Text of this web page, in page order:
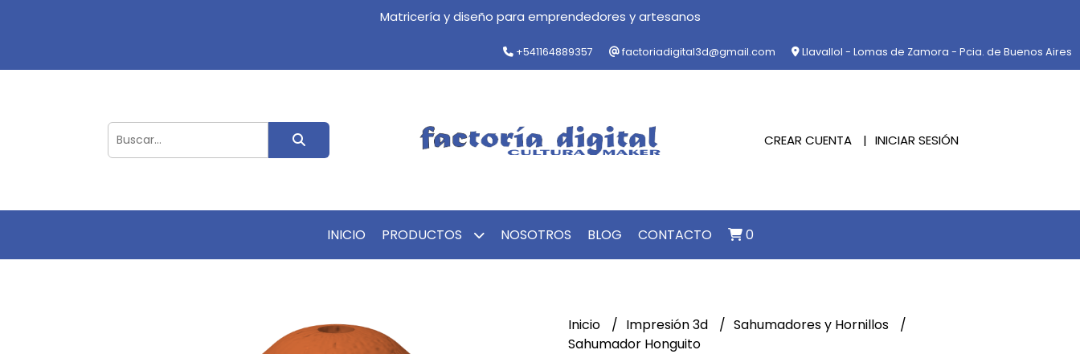
Matricería y diseño para emprendedores y artesanos
+541164889357 factoriadigital3d@gmail.com Llavallol - Lomas de Zamora - Pcia. de Buenos Aires
CREAR CUENTA INICIAR SESIÓN
INICIO PRODUCTOS NOSOTROS BLOG CONTACTO 0
Inicio Impresión 3d
Sahumadores y Hornillos
Sahumador Honguito